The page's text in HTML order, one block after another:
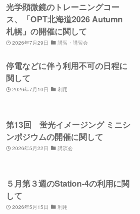
光学顕微鏡のトレーニングコー
ス、「OPT北海道2026 Autumn
札幌」の開催に関して
2026年7月29日 講習・講習会
停電などに伴う利用不可の日程に
関して
2026年7月10日 利用
第13回 蛍光イメージング ミニシ
ンポジウムの開催に関して
2026年5月22日 講演会
５月第３週のStation-4の利用に関
して
2026年5月15日 利用